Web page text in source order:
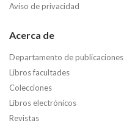
Aviso de privacidad
Acerca de
Departamento de publicaciones
Libros facultades
Colecciones
Libros electrónicos
Revistas